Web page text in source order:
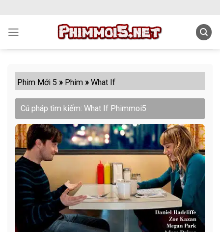
content
Phim Mới 5 » Phim »What If
Cú pháp tìm kiếm: What If Phimmoi5